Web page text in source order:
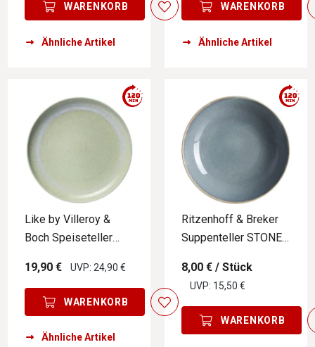
WARENKORB
Ähnliche Artikel
WARENKORB
Ähnliche Artikel
Like by Villeroy &
Boch Speiseteller
19,90 €
UVP: 24,90 €
WARENKORB
Ähnliche Artikel
Ritzenhoff & Breker
Suppenteller STONE
8,00 € / Stück
UVP: 15,50 €
WARENKORB